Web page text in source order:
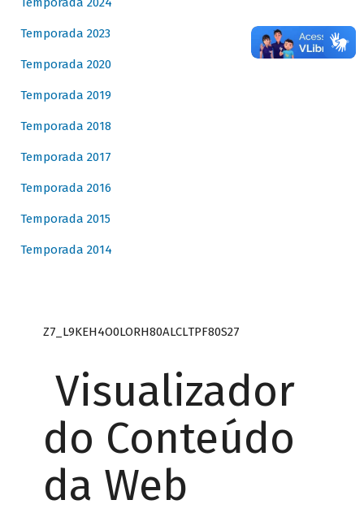
Temporada 2023
Temporada 2020
Temporada 2019
Temporada 2018
Temporada 2017
Temporada 2016
Temporada 2015
Temporada 2014
Z7_L9KEH4O0LORH80ALCLTPF80S27
Visualizador
do Conteúdo
da Web